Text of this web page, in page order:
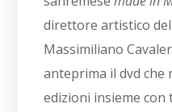
direttore artistico
Massimiliano
anteprima il dvd che
edizioni insieme